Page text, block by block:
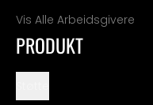
Vis Alle Arbeidsgivere
PRODUKT